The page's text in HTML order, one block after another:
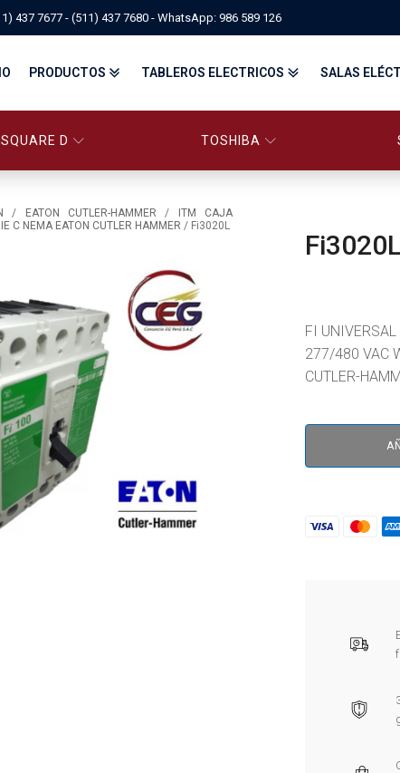
437 7677 - (511) 437 7680 - WhatsApp: 986 589 126
PRODUCTOS
INTERRUPTORES TERMOMAGNÉTICOS
MANDO, SEÑALIZACIÓN Y CONTROL
TRANSFORMADORES
CENTRO DE CONTROL DE MOTORES MCC
TABLEROS ELECTRICOS
PANELBOARD, TABLEROS ELÉCTRICOS
SALAS
SQUARE D TOSHIBA
/ EATON CUTLER-HAMMER /
ITM CAJA
C NEMA EATON CUTLER HAMMER / Fi3020L
FI
277/480 VAC
CUTLER-